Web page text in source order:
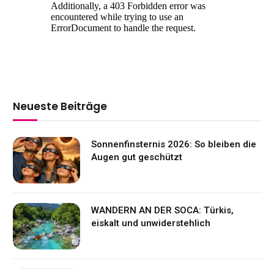
Neueste Beiträge
Sonnenfinsternis 2026: So bleiben die
Augen gut geschützt
WANDERN AN DER SOCA: Türkis,
eiskalt und unwiderstehlich